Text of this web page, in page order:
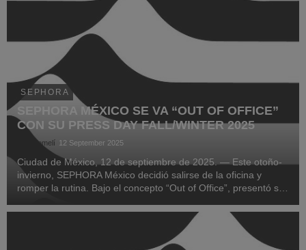
SEPHORA
SEPHORA MÉXICO SE VA “OUT OF OFFICE”
CON SU PRESS DAY FALL/WINTER 2025
Saúl Lomelí 12 September 2025
Ciudad de México, 12 de septiembre de 2025. — Este otoño-
invierno, SEPHORA México decidió salirse de la oficina y
romper la rutina. Bajo el concepto “Out of Office”, presentó su
que transformó el universo corporati...